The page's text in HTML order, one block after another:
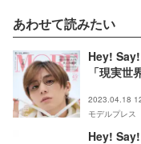
あわせて読みたい
Hey!
「現実
2023.04.18
モデルプレス
Hey!